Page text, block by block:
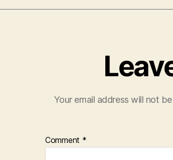
Your email address will not
Comment *